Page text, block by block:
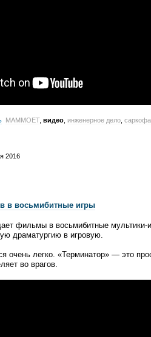
MAMMOET, видео инженерное дело
2016
в восьмибитные игры
фильмы в восьмибитные мультики-
драматургию в игровую.
очень легко. «Терминатор» — это
во врагов.